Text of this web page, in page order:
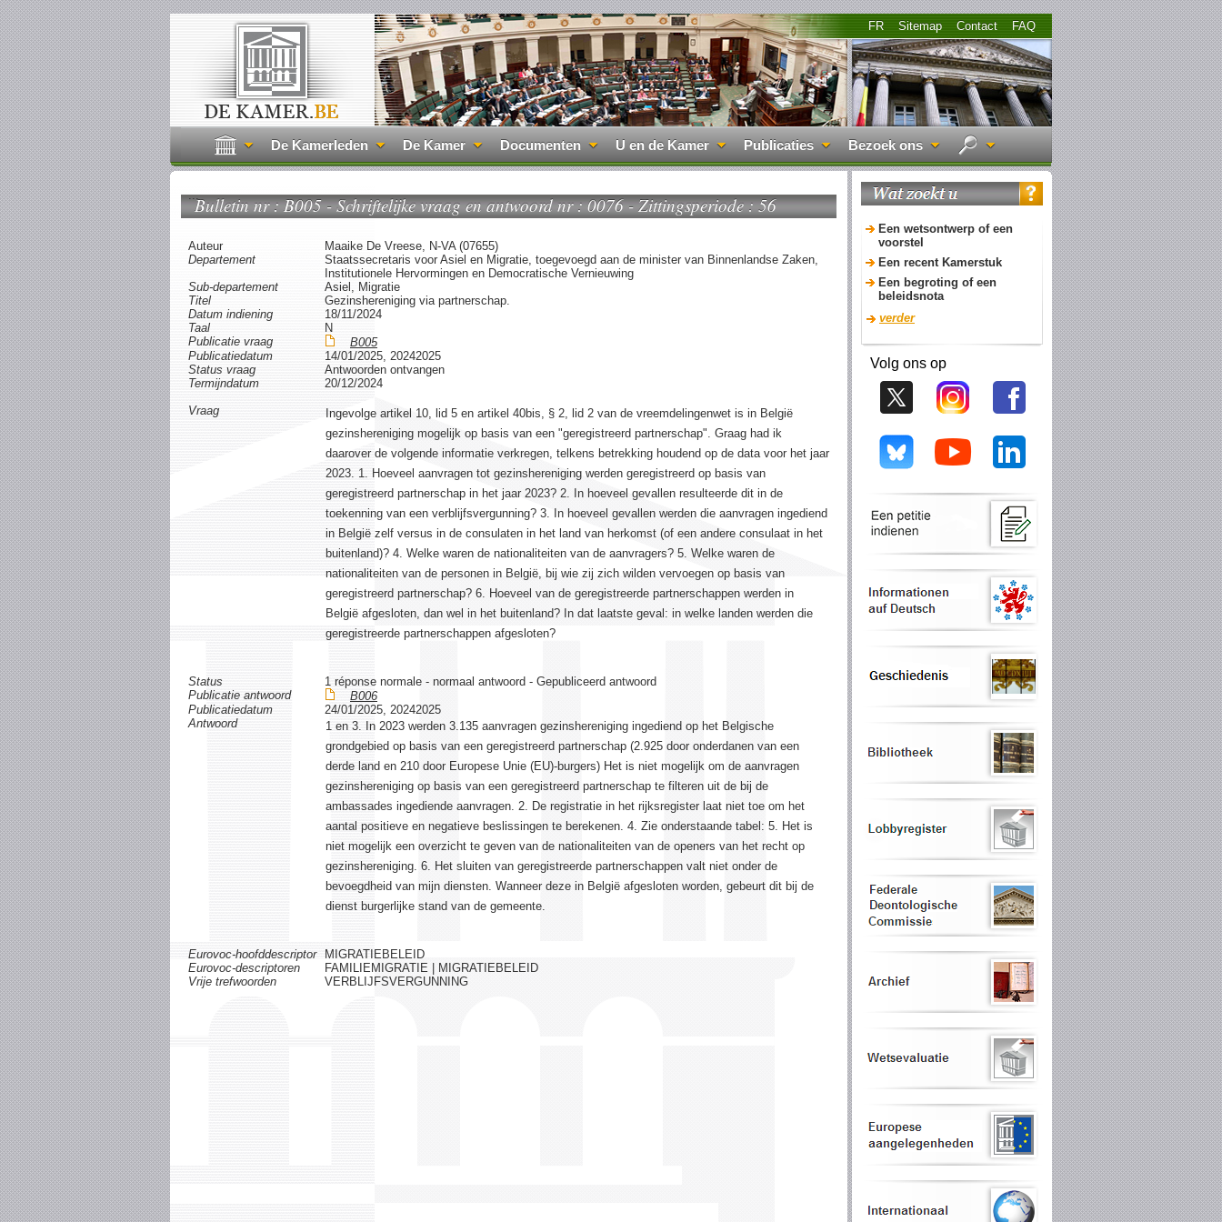
FAQ
Contact
Sitemap
FR
De Kamerleden De Kamer Documenten U en de Kamer Publicaties Bezoek ons
...Bulletin nr : B005 - Schriftelijke vraag en antwoord nr : 0076 - Zittingsperiode : 56
Auteur
Maaike De Vreese, N-VA (07655)
Departement
Staatssecretaris voor Asiel en Migratie, toegevoegd aan de minister van Binnenlandse Zaken,
Institutionele Hervormingen en Democratische Vernieuwing
Sub-departement
Asiel, Migratie
Titel
Gezinshereniging via partnerschap.
Datum indiening
18/11/2024
Taal
N
Publicatie vraag
B005
Publicatiedatum
14/01/2025, 20242025
Status vraag
Antwoorden ontvangen
Termijndatum
20/12/2024
Vraag
Ingevolge artikel 10, lid 5 en artikel 40bis, § 2, lid 2 van de vreemdelingenwet is in België
gezinshereniging mogelijk op basis van een "geregistreerd partnerschap". Graag had ik
daarover de volgende informatie verkregen, telkens betrekking houdend op de data voor het jaar
2023. 1. Hoeveel aanvragen tot gezinshereniging werden geregistreerd op basis van
geregistreerd partnerschap in het jaar 2023? 2. In hoeveel gevallen resulteerde dit in de
toekenning van een verblijfsvergunning? 3. In hoeveel gevallen werden die aanvragen ingediend
in België zelf versus in de consulaten in het land van herkomst (of een andere consulaat in het
buitenland)? 4. Welke waren de nationaliteiten van de aanvragers? 5. Welke waren de
nationaliteiten van de personen in België, bij wie zij zich wilden vervoegen op basis van
geregistreerd partnerschap? 6. Hoeveel van de geregistreerde partnerschappen werden in
België afgesloten, dan wel in het buitenland? In dat laatste geval: in welke landen werden die
geregistreerde partnerschappen afgesloten?
Status
1 réponse normale - normaal antwoord - Gepubliceerd antwoord
Publicatie antwoord
B006
Publicatiedatum
24/01/2025, 20242025
Antwoord
1 en 3. In 2023 werden 3.135 aanvragen gezinshereniging ingediend op het Belgische
grondgebied op basis van een geregistreerd partnerschap (2.925 door onderdanen van een
derde land en 210 door Europese Unie (EU)-burgers) Het is niet mogelijk om de aanvragen
gezinshereniging op basis van een geregistreerd partnerschap te filteren uit de bij de
ambassades ingediende aanvragen. 2. De registratie in het rijksregister laat niet toe om het
aantal positieve en negatieve beslissingen te berekenen. 4. Zie onderstaande tabel: 5. Het is
niet mogelijk een overzicht te geven van de nationaliteiten van de openers van het recht op
gezinshereniging. 6. Het sluiten van geregistreerde partnerschappen valt niet onder de
bevoegdheid van mijn diensten. Wanneer deze in België afgesloten worden, gebeurt dit bij de
dienst burgerlijke stand van de gemeente.
Eurovoc-hoofddescriptor
MIGRATIEBELEID
Eurovoc-descriptoren
FAMILIEMIGRATIE | MIGRATIEBELEID
Vrije trefwoorden
VERBLIJFSVERGUNNING
Een wetsontwerp of een
voorstel
Een recent Kamerstuk
Een begroting of een
beleidsnota
verder
Volg ons op